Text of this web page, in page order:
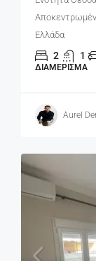
Ελλάδα
2 1
ΔΙΑΜΈΡΙΣΜΑ
Aurel